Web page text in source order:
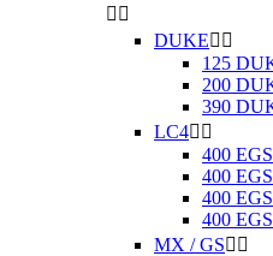
 
DUKE 
125
200
390
LC4 
400
400
400
400
MX / GS 